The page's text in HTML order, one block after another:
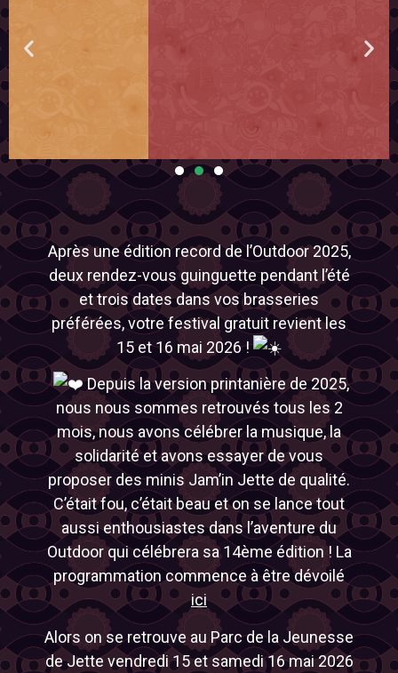
Après une édition record de l’Outdoor 2025,
deux rendez-vous guinguette pendant l’été
et trois dates dans vos brasseries
préférées, votre festival gratuit revient les
15 et 16 mai 2026 !
Depuis la version printanière de 2025,
nous nous sommes retrouvés tous les 2
mois, nous avons célébrer la musique, la
solidarité et avons essayer de vous
proposer des minis Jam’in Jette de qualité.
C’était fou, c’était beau et on se lance tout
aussi enthousiastes dans l’aventure du
Outdoor qui célébrera sa 14ème édition ! La
programmation commence à être dévoilé
ici
Alors on se retrouve au Parc de la Jeunesse
de Jette vendredi 15 et samedi 16 mai 2026